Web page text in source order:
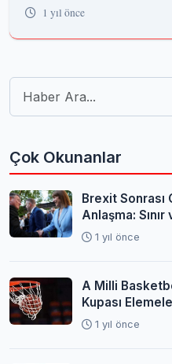
1 yıl önce
Çok Okunanlar
Brexit Sonrası
Anlaşma:
1 yıl önce
A Milli
Kupası
1 yıl önce